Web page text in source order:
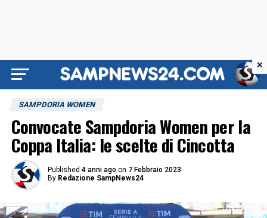
SAMPDORIA WOMEN
Convocate Sampdoria Women per la
Coppa Italia: le scelte di Cincotta
Published 4 anni ago on 7 Febbraio 2023
By Redazione SampNews24
×